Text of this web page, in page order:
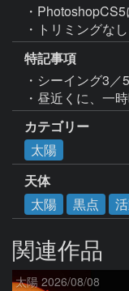
・
・トリミングなし
特記事項
・シーイング3
・昼近くに、一
カテゴリー
太陽
天体
太陽
黒点
関連作品
太陽 2026/08/08